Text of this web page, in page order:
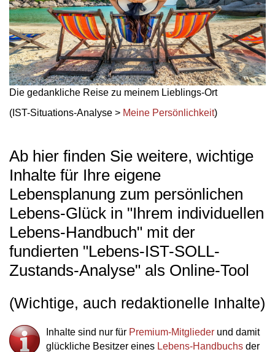
Die gedankliche Reise zu meinem Lieblings-Ort
(IST-Situations-Analyse > Meine Persönlichkeit)
Ab hier finden Sie weitere, wichtige
Inhalte für Ihre eigene
Lebensplanung zum persönlichen
Lebens-Glück in "Ihrem individuellen
Lebens-Handbuch" mit der
fundierten "Lebens-IST-SOLL-
Zustands-Analyse" als Online-Tool
(Wichtige, auch redaktionelle Inhalte)
Inhalte sind nur für Premium-Mitglieder und damit
glückliche Besitzer eines Lebens-Handbuchs der